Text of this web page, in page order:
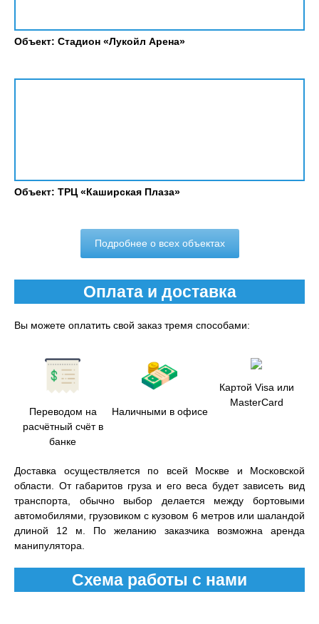
Объект: Стадион «Лукойл Арена»
Объект: ТРЦ «Каширская Плаза»
Подробнее о всех объектах
Оплата и доставка
Вы можете оплатить свой заказ тремя способами:
Переводом на
расчётный счёт в
банке
Наличными в офисе
Картой Visa или
MasterCard
Доставка осуществляется по всей Москве и Московской
области. От габаритов груза и его веса будет зависеть вид
транспорта, обычно выбор делается между бортовыми
автомобилями, грузовиком с кузовом 6 метров или шаландой
длиной 12 м. По желанию заказчика возможна аренда
манипулятора.
Схема работы с нами